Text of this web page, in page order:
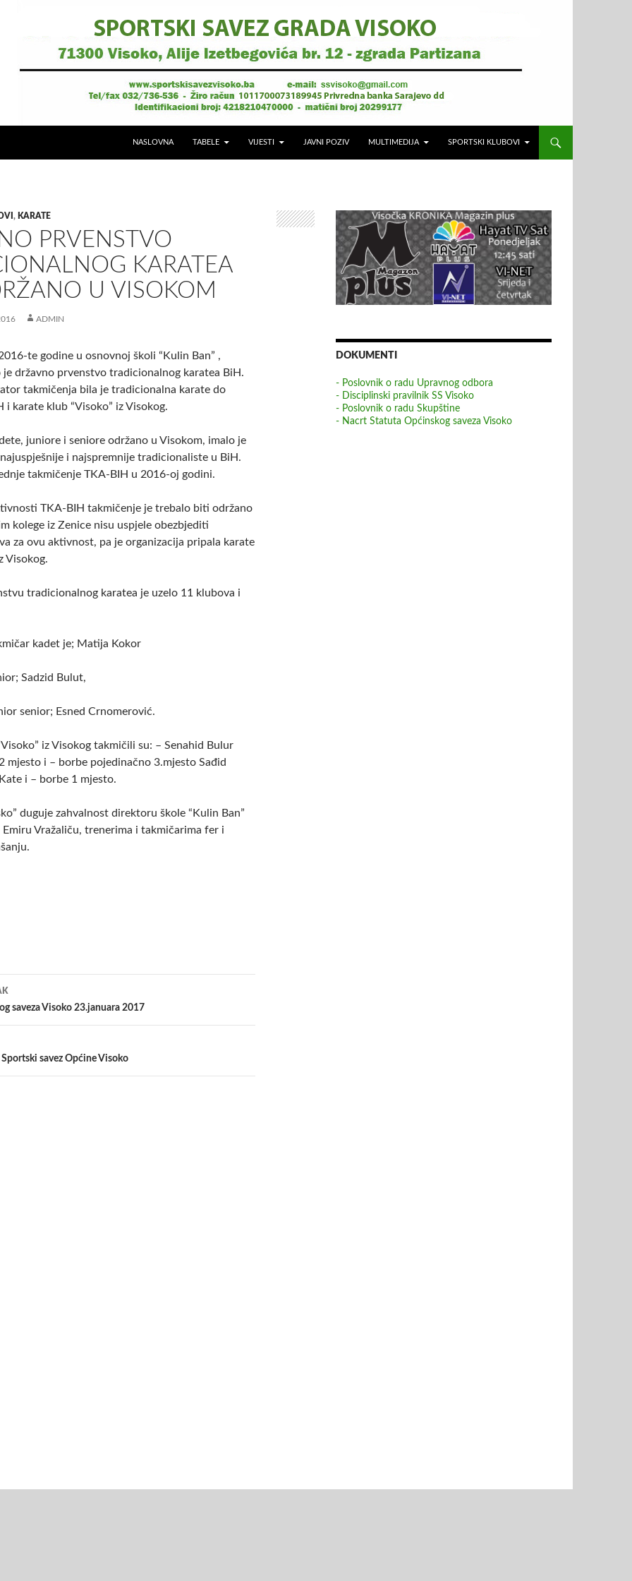
NASLOVNA TABELE VIJESTI JAVNI POZIV MULTIMEDIJA SPORTSKI KLUBOVI
, KARATE
PRVENSTVO
KARATEA
U VISOKOM
ADMIN
te godine u osnovnoj školi “Kulin Ban” ,
je državno prvenstvo tradicionalnog karatea BiH.
takmičenja bila je tradicionalna karate do
i karate klub “Visoko” iz Visokog.
juniore i seniore održano u Visokom, imalo je
i najspremnije tradicionaliste u BiH.
takmičenje TKA-BIH u 2016-oj godini.
TKA-BIH takmičenje je trebalo biti održano
kolege iz Zenice nisu uspjele obezbjediti
za ovu aktivnost, pa je organizacija pripala karate
Visokog.
tradicionalnog karatea je uzelo 11 klubova i
kadet je; Matija Kokor
Sadzid Bulut,
senior; Esned Crnomerović.
iz Visokog takmičili su: – Senahid Bulur
mjesto i – borbe pojedinačno 3.mjesto Sađid
i – borbe 1 mjesto.
duguje zahvalnost direktoru škole “Kulin Ban”
Vražaliču, trenerima i takmičarima fer i
saveza Visoko 23.januara 2017
savez Općine Visoko
DOKUMENTI
- Poslovnik o radu Upravnog odbora
- Disciplinski pravilnik SS Visoko
- Poslovnik o radu Skupštine
- Nacrt Statuta Općinskog saveza Visoko